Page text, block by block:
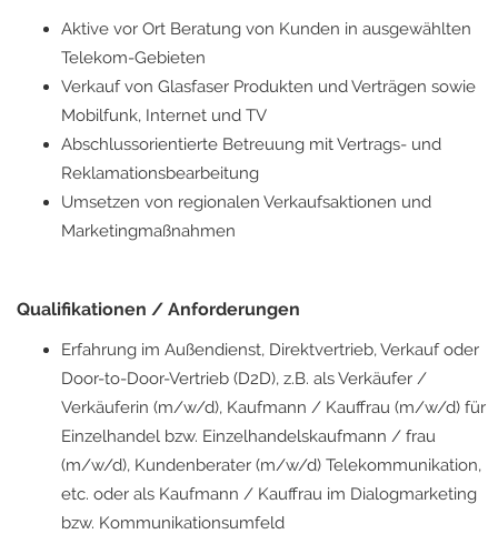
Aktive vor Ort Beratung von Kunden in ausgewählten
Telekom-Gebieten
Verkauf von Glasfaser Produkten und Verträgen sowie
Mobilfunk, Internet und TV
Abschlussorientierte Betreuung mit Vertrags- und
Reklamationsbearbeitung
Umsetzen von regionalen Verkaufsaktionen und
Marketingmaßnahmen
Qualifikationen / Anforderungen
Erfahrung im Außendienst, Direktvertrieb, Verkauf oder
Door-to-Door-Vertrieb (D2D), z.B. als Verkäufer /
Verkäuferin (m/w/d), Kaufmann / Kauffrau (m/w/d) für
Einzelhandel bzw. Einzelhandelskaufmann / frau
(m/w/d), Kundenberater (m/w/d) Telekommunikation,
etc. oder als Kaufmann / Kauffrau im Dialogmarketing
bzw. Kommunikationsumfeld